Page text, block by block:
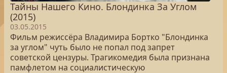
Тайны Нашего Кино. Блондинка За Углом
(2015)
03.05.2015
Фильм режиссёра Владимира Бортко "Блондинка
за углом" чуть было не попал под запрет
советской цензуры. Трагикомедия была признана
памфлетом на социалистическую